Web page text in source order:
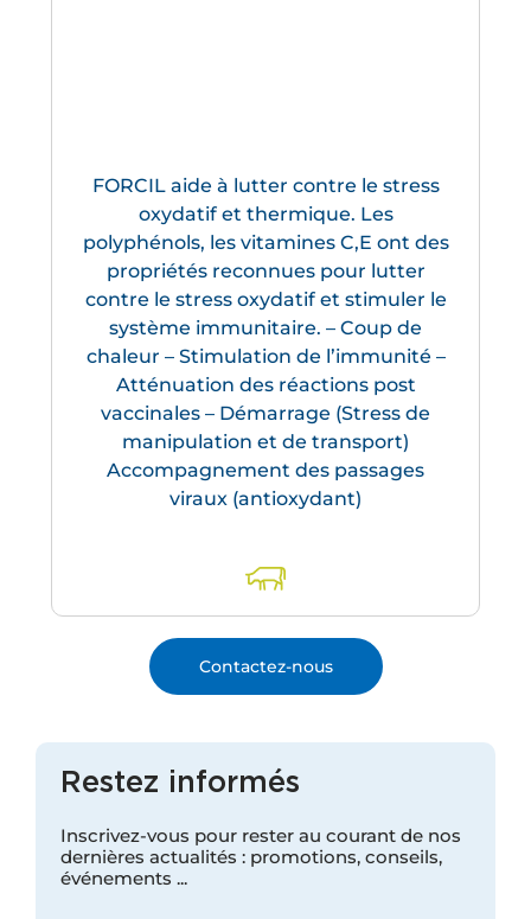
FORCIL aide à lutter contre le stress
oxydatif et thermique. Les
polyphénols, les vitamines C,E ont des
propriétés reconnues pour lutter
contre le stress oxydatif et stimuler le
système immunitaire. – Coup de
chaleur – Stimulation de l’immunité –
Atténuation des réactions post
vaccinales – Démarrage (Stress de
manipulation et de transport)
Accompagnement des passages
viraux (antioxydant)
Contactez-nous
Restez informés
Inscrivez-vous pour rester au courant de nos
dernières actualités : promotions, conseils,
événements ...